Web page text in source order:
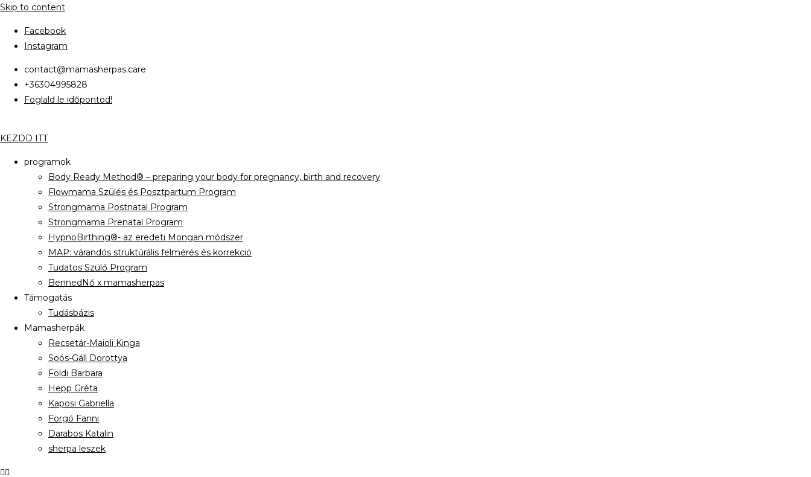
Skip to content
Facebook
Instagram
contact@mamasherpas.care
+36304995828
Foglald le időpontod!
KEZDD ITT
programok
Body Ready Method® – preparing your body for pregnancy, birth and recovery
Flowmama Szülés és Posztpartum Program
Strongmama Postnatal Program
Strongmama Prenatal Program
HypnoBirthing®- az eredeti Mongan módszer
MAP: várandós struktúrális felmérés és korrekció
Tudatos Szülő Program
BennedNő x mamasherpas
Támogatás
Tudásbázis
Mamasherpák
Recsetár-Maioli Kinga
Soós-Gáll Dorottya
Földi Barbara
Hepp Gréta
Kaposi Gabriella
Forgó Fanni
Darabos Katalin
sherpa leszek